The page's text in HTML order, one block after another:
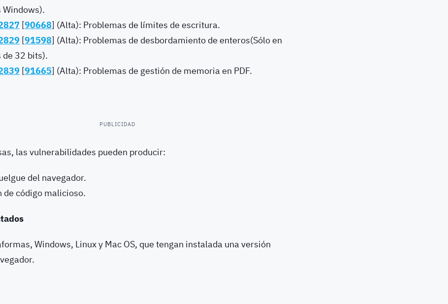
[90668] (Alta): Problemas de límites de escritura.
[91598] (Alta): Problemas de desbordamiento de enteros(Sólo en
32 bits).
[91665] (Alta): Problemas de gestión de memoria en PDF.
PUBLICIDAD
las vulnerabilidades pueden producir:
del navegador.
de código malicioso.
Windows, Linux y Mac OS, que tengan instalada una versión